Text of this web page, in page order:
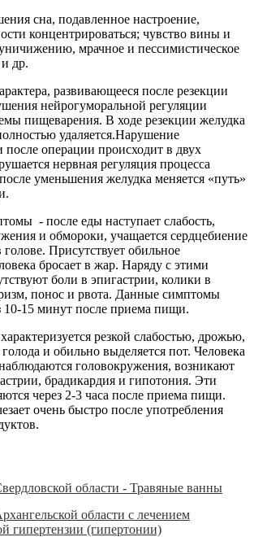
сна, подавленное настроение,
концентрироваться; чувство вины и
мрачное и пессимистическое
др.
развивающееся после резекции
нейрогуморальной регуляции
пищеварения. В ходе резекции желудка
удаляется.Нарушение
операции происходит в двух
нервная регуляция процесса
уменьшения желудка меняется «путь»
- после еды наступает слабость,
и обмороки, учащается сердцебиение
голове. Присутствует обильное
бросает в жар. Наряду с этими
боли в эпигастрии, колики в
понос и рвота. Данные симптомы
10-15 минут после приема пищи.
резкой слабостью, дрожью,
и обильно выделяется пот. Человека
головокружения, возникают
брадикардия и гипотония. Эти
через 2-3 часа после приема пищи.
очень быстро после употребления
области - Травяные ванны
области с лечением
гипертензии (гипертонии)